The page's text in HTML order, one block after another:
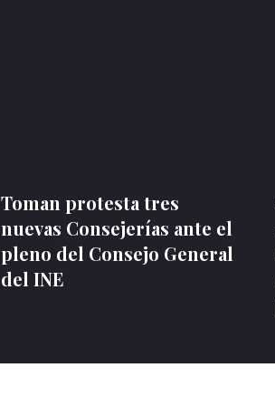
Toman protesta tres
nuevas Consejerías ante el
pleno del Consejo General
del INE